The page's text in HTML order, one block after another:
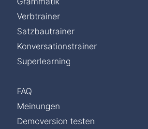
Verbtrainer
Satzbautrainer
Konversationstrainer
Superlearning
FAQ
Meinungen
Demoversion testen